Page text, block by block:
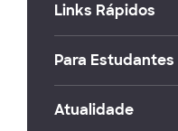
Links Rápidos
Para Estudantes
Atualidade